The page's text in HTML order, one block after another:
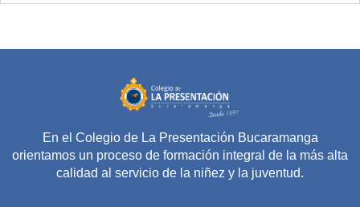
En el Colegio de La Presentación Bucaramanga
orientamos un proceso de formación integral de la más alta
calidad al servicio de la niñez y la juventud.